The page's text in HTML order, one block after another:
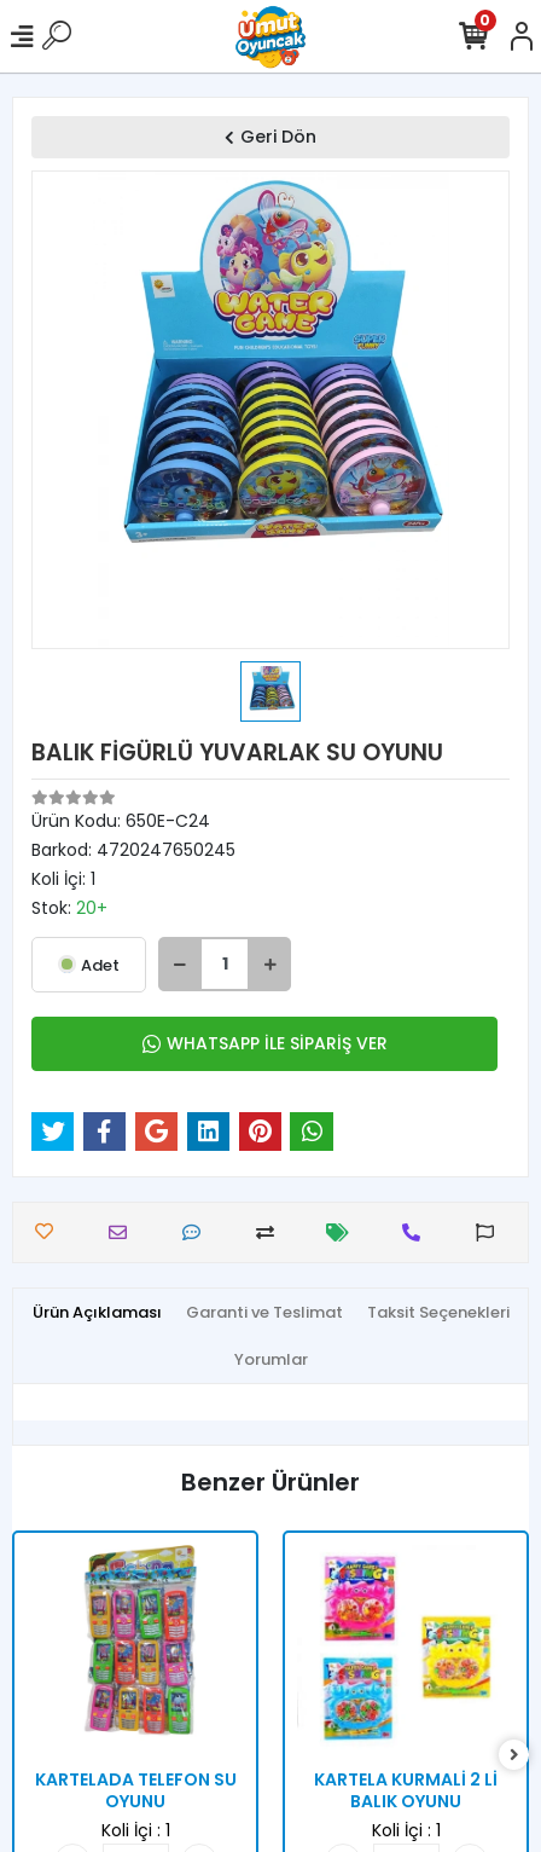
0
Geri Dön
BALIK FİGÜRLÜ YUVARLAK SU OYUNU
Ürün Kodu: 650E-C24
Barkod: 4720247650245
Koli İçi: 1
Stok: 20+
Adet
WHATSAPP İLE SİPARİŞ VER
Ürün Açıklaması Garanti ve Teslimat Taksit Seçenekleri
Yorumlar
Benzer Ürünler
KARTELADA TELEFON SU
OYUNU
Koli İçi : 1
KARTELA KURMALİ 2 Lİ
BALIK OYUNU
Koli İçi : 1